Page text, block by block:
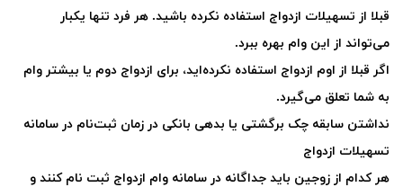
قبلا از تسهیلات ازدواج استفاده نکرده باشید. هر فرد تنها یکبار
می‌تواند از این وام بهره ببرد.
اگر قبلا از اوم ازدواج استفاده نکرده‌اید، برای ازدواج دوم یا بیشتر وام
به شما تعلق می‌گیرد.
نداشتن سابقه چک برگشتی یا بدهی بانکی در زمان ثبت‌نام در سامانه
تسهیلات ازدواج
هر کدام از زوجین باید جداگانه در سامانه وام ازدواج ثبت نام کنند و